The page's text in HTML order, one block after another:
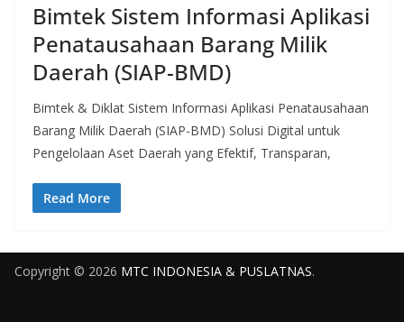
Bimtek Sistem Informasi Aplikasi
Penatausahaan Barang Milik
Daerah (SIAP-BMD)
Bimtek & Diklat Sistem Informasi Aplikasi Penatausahaan
Barang Milik Daerah (SIAP-BMD) Solusi Digital untuk
Pengelolaan Aset Daerah yang Efektif, Transparan,
Read More
Copyright © 2026 MTC INDONESIA & PUSLATNAS.